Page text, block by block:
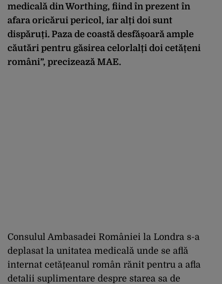
medicală din Worthing, fiind în prezent în
afara oricărui pericol, iar alți doi sunt
dispăruți. Paza de coastă desfășoară ample
căutări pentru găsirea celorlalți doi cetățeni
români”, precizează MAE.
Consulul Ambasadei României la Londra s-a
deplasat la unitatea medicală unde se află
internat cetățeanul român rănit pentru a afla
detalii suplimentare despre starea sa de